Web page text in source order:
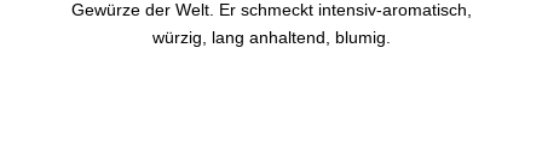
Gewürze der Welt. Er schmeckt intensiv-aromatisch,
würzig, lang anhaltend, blumig.